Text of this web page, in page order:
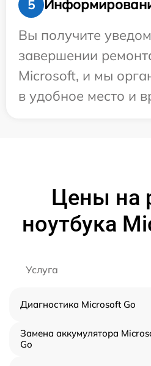
5
Вы получите
завершении
Microsoft, и мы
в удобное место и
Цены на
ноутбука
Услуга
Диагностика Microsoft Go
Замена аккумулятора
Go